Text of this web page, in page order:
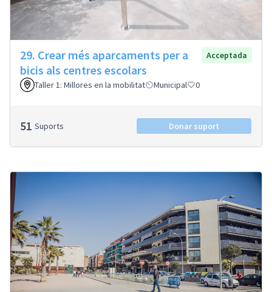
29. Crear més aparcaments per a
bicis als centres escolars
Acceptada
Taller 1: Millores en la mobilitat Municipal 0
51 Suports Donar suport